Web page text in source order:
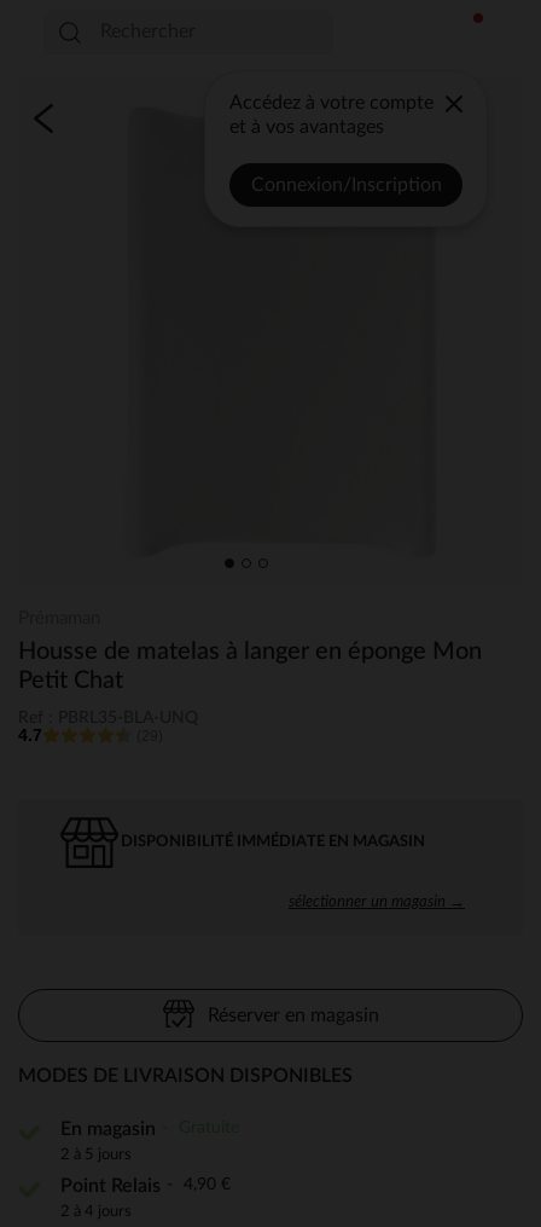
Accédez à votre compte
et à vos avantages
Connexion/Inscription
Housse de matelas à langer en éponge Mon
Petit Chat
4.7
DISPONIBILITÉ IMMÉDIATE EN MAGASIN
sélectionner un magasin →
Réserver en magasin
MODES DE LIVRAISON DISPONIBLES
En magasin
2 à 5 jours
Point Relais 4,90 €
2 à 4 jours